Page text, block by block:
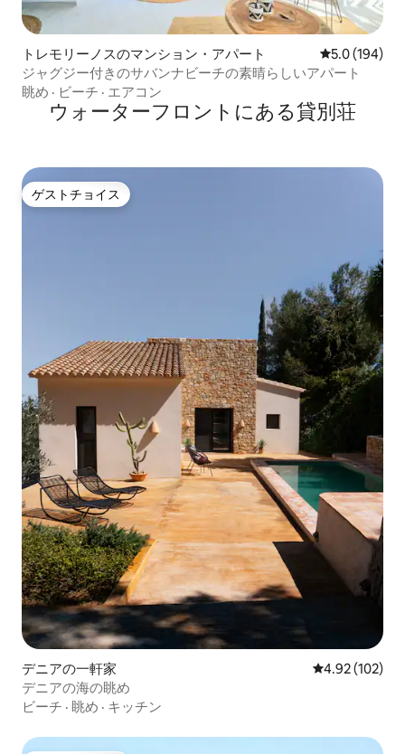
トレモリーノスのマンション・アパート レビュー194
5.0 (194)
ジャグジー付きのサバンナビーチの素晴らしいアパート
眺め · ビーチ · エアコン
ウォーターフロントにある貸別荘
ゲストチョイス
ゲストチョイス
デニアの一軒家 レビュー102
4.92 (102)
デニアの海の眺め
ビーチ · 眺め · キッチン